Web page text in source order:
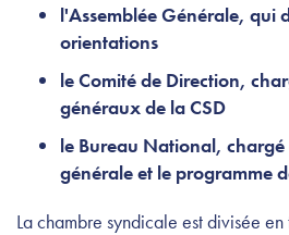
l'Assemblée Générale, qui
orientations
le Comité de Direction,
généraux de la CSD
le Bureau National,
générale et le programme
La chambre syndicale est divisée